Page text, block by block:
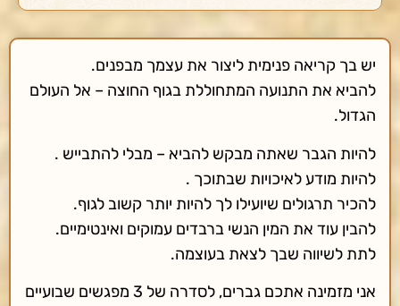
יש בך קריאה פנימית ליצור את עצמך מבפנים.
להביא את התנועה המתחוללת בגוף החוצה – אל העולם
הגדול.
להיות הגבר שאתה מבקש להביא – מבלי להתבייש .
להיות מודע לאיכויות שבתוכך .
להכיר תרגולים שיועילו לך להיות יותר קשוב לגוף.
להבין עוד את המין הנשי ברבדים עמוקים ואינטימיים.
לתת לשיווה שבך לצאת בעוצמה.
אני מזמינה אתכם גברים, לסדרה של 3 מפגשים שבועיים